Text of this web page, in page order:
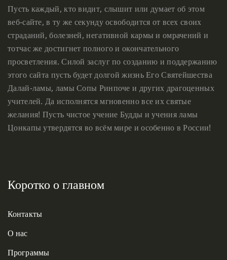
Пусть каждый, кто видит, слышит или думает об этом
веб-сайте, в ту же секунду освободится от всех своих
страданий, болезней, негативной кармы и омрачений и
тотчас же достигнет полного и окончательного
просветления. Силой заслуг по созданию и поддержанию
этого сайта пусть будет долгой жизнь Его Святейшества
Далай-ламы, ламы Сопы Ринпоче и других драгоценных
учителей. Да исполнятся мгновенно все их святые
желания! Пусть чистое учение Будды и учения ламы
Цонкапы утвердятся во всём мире и особенно в России!
Коротко о главном
Контакты
О нас
Программы